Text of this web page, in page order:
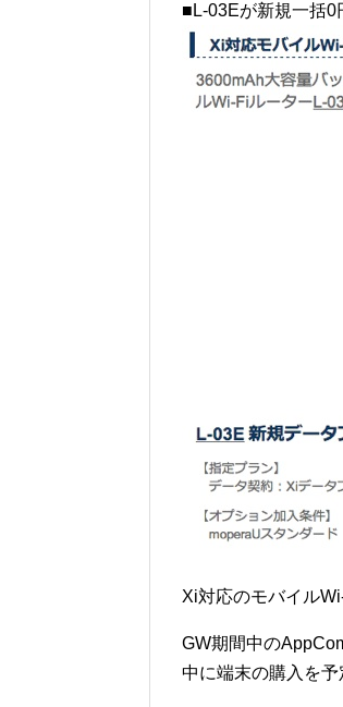
■L-03Eが新規一括0
Xi対応のモバイル
GW期間中の
中に端末の購入を